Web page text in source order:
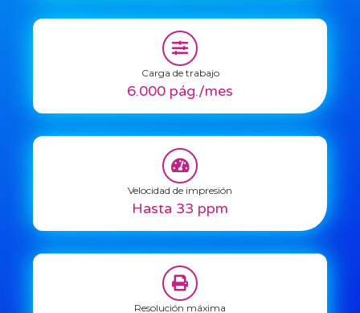
Carga de trabajo
6.000 pág./mes
Velocidad de impresión
Hasta 33 ppm
Resolución máxima